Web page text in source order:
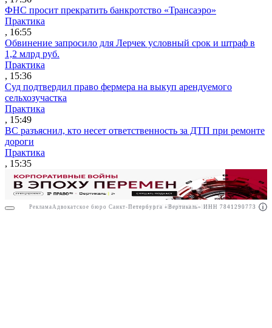
РекламаАО"ПРАВО.РУ" ИНН: 7708095468
ФНС просит прекратить банкротство «Трансаэро»
Практика
, 16:55
Обвинение запросило для Лерчек условный срок и штраф в
1,2 млрд руб.
Практика
, 15:36
Суд подтвердил право фермера на выкуп арендуемого
сельхозучастка
Практика
, 15:49
ВС разъяснил, кто несет ответственность за ДТП при ремонте
дороги
Практика
, 15:35
Реклама Адвокатское бюро Санкт-Петербурга «Вертикаль» ИНН 7841290773